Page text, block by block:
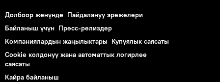
Долбоор жөнүндө Пайдалануу эрежелери
Байланыш үчүн Пресс-релиздер
Компаниялардын жаңылыктары Купуялык саясаты
Cookie колдонуу жана автоматтык логирлөө
саясаты
Кайра байланыш